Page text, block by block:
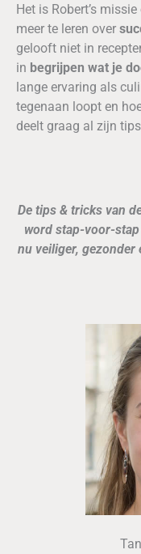
Het is Robert’s
meer te leren over
gelooft niet in
in begrijpen wat je
lange ervaring als
tegenaan loopt en
deelt graag al zijn
De tips & tricks van
word stap-voor-
nu veiliger, gezonder